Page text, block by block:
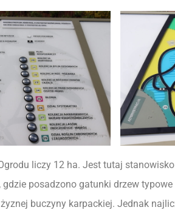
liczy 12 ha. Jest tutaj
gdzie posadzono gatunki drzew
buczyny karpackiej. Jednak